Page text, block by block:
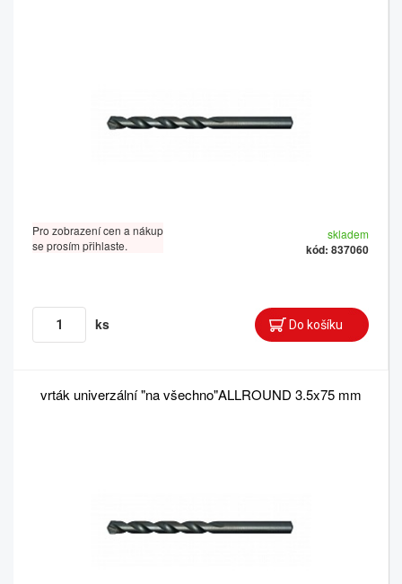
Pro zobrazení cen a nákup
se prosím přihlaste.
skladem
kód: 837060
ks
vrták univerzální "na všechno"ALLROUND 3.5x75 mm